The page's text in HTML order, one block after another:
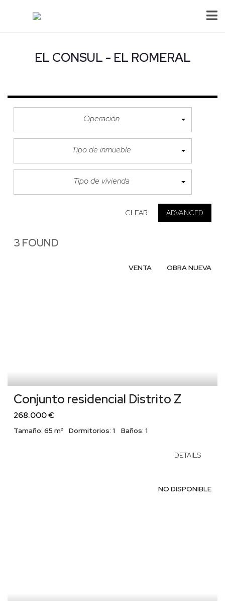
EL CONSUL - EL ROMERAL
Operación
Tipo de inmueble
Tipo de vivienda
CLEAR ADVANCED
3 FOUND
OBRA NUEVA
VENTA
Conjunto residencial Distrito Z
268.000 €
Tamaño: 65 m² Dormitorios: 1 Baños: 1
DETAILS
NO DISPONIBLE